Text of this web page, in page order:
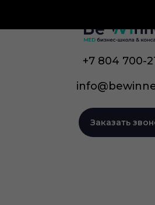
+7 804 700-
Заказать